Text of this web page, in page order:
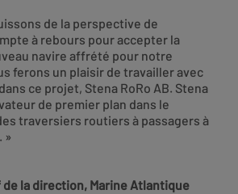
de la perspective de
à rebours pour accepter la
navire affrété pour notre
ferons un plaisir de travailler avec
ce projet, Stena RoRo AB. Stena
de premier plan dans le
traversiers routiers à passagers à
»
la direction, Marine Atlantique